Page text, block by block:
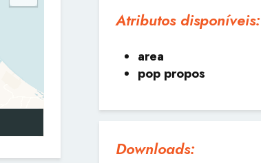
Atributos disponíveis:
area
pop propos
Downloads: